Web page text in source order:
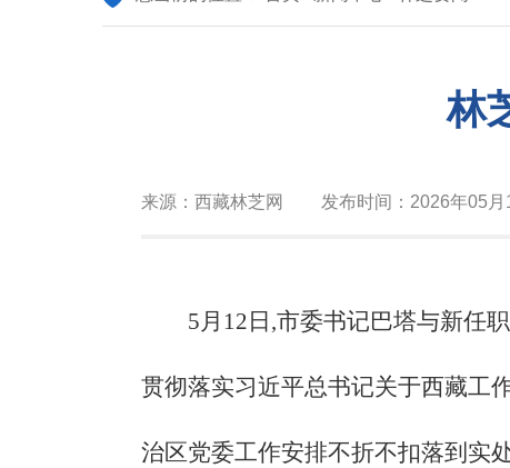
林
来源： 西藏林芝网 发布时间： 2026年05
5月12日,市委书记巴塔与新任
贯彻落实习近平总书记关于西藏工
治区党委工作安排不折不扣落到实处